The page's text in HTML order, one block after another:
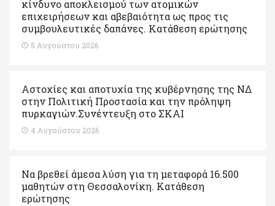
κίνδυνο αποκλεισμού των ατομικών
επιχειρήσεων και αβεβαιότητα ως προς τις
συμβουλευτικές δαπάνες. Κατάθεση ερώτησης
5 Αυγούστου 2026
Αστοχίες και αποτυχία της κυβέρνησης της ΝΔ
στην Πολιτική Προστασία και την πρόληψη
πυρκαγιών.Συνέντευξη στο ΣΚΑΙ
4 Αυγούστου 2026
Να βρεθεί άμεσα λύση για τη μεταφορά 16.500
μαθητών στη Θεσσαλονίκη. Κατάθεση
ερώτησης